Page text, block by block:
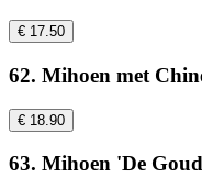
€ 17.50
62. Mihoen met
€ 18.90
63. Mihoen 'De